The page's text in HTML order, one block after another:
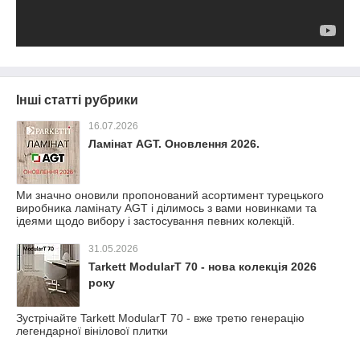
Інші статті рубрики
16.07.2026
Ламінат AGT. Оновлення 2026.
Ми значно оновили пропонований асортимент турецького
виробника ламінату AGT і ділимось з вами новинками та
ідеями щодо вибору і застосування певних колекцій.
31.05.2026
Tarkett ModularT 70 - нова колекція 2026
року
Зустрічайте Tarkett ModularT 70 - вже третю генерацію
легендарної вінілової плитки